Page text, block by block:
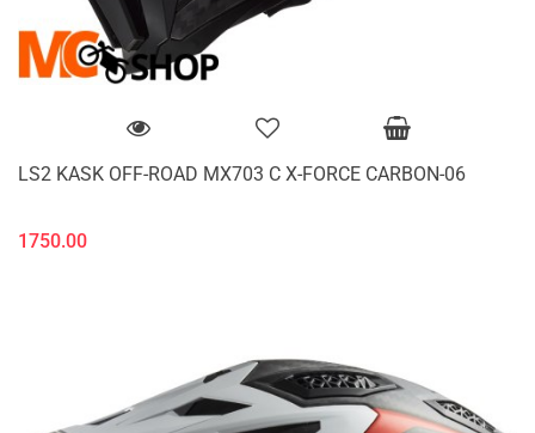
LS2 KASK OFF-ROAD MX703 C X-FORCE CARBON-06
1750.00